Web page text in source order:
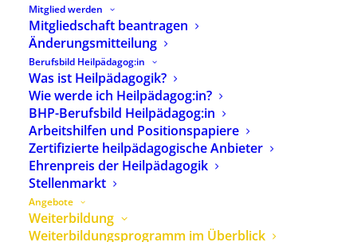
Mitglied werden
Mitgliedschaft beantragen
Änderungsmitteilung
Berufsbild Heilpädagog:in
Was ist Heilpädagogik?
Wie werde ich Heilpädagog:in?
BHP-Berufsbild Heilpädagog:in
Arbeitshilfen und Positionspapiere
Zertifizierte heilpädagogische Anbieter
Ehrenpreis der Heilpädagogik
Stellenmarkt
Angebote
Weiterbildung
Weiterbildungsprogramm im Überblick
Weiterbildungsprogramm im Überblick
Ein Weiterbildungsangebot der
Europäischen Akademie für
Heilpädagogik (EAH).
Weitergehende Information
über die EAH
Freitextsuche: